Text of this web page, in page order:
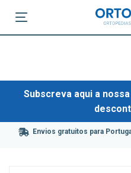
Subscreva aqui a
Envios gratuitos para